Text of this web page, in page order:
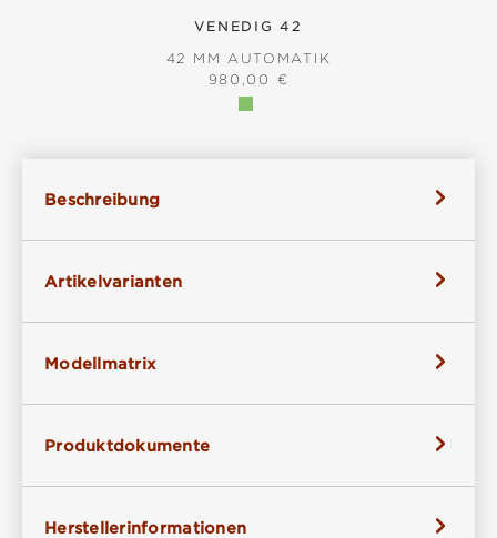
VENEDIG 42
42 MM AUTOMATIK
REGULÄRER PREIS:
980,00 €
Beschreibung
Artikelvarianten
Modellmatrix
Produktdokumente
Herstellerinformationen